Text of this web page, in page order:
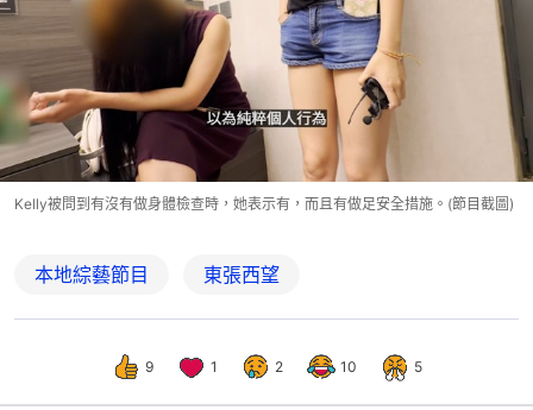
Kelly被問到有沒有做身體檢查時，她表示有，而且有做足安全措施。(節目截圖)
本地綜藝節目 東張西望
9 1 2 10 5